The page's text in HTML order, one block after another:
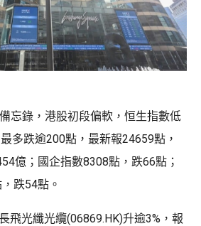
忘錄，港股初段偏軟，恒生指數低
多跌逾200點，最新報24659點，
億；國企指數8308點，跌66點；
跌54點。
飛光纖光纜(06869.HK)升逾3%，報